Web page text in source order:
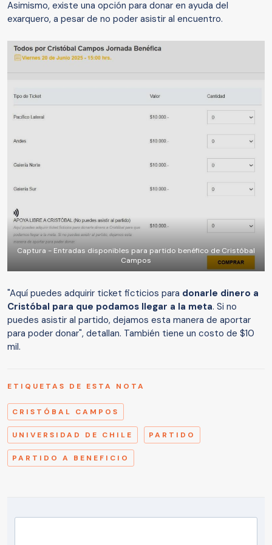
Asimismo, existe una opción para donar en ayuda del
exarquero, a pesar de no poder asistir al encuentro.
Captura - Entradas disponibles para partido benéfico de Cristóbal
Campos
"Aquí puedes adquirir ticket ficticios para donarle dinero a
Cristóbal para que podamos llegar a la meta. Si no
puedes asistir al partido, dejamos esta manera de aportar
para poder donar", detallan. También tiene un costo de $10
mil.
ETIQUETAS DE ESTA NOTA
CRISTÓBAL CAMPOS
UNIVERSIDAD DE CHILE PARTIDO
PARTIDO A BENEFICIO